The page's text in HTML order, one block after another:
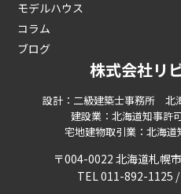
モデルハウス
コラム
ブログ
株式会社リ
設計：二級建築士事務所 北
建設業：北海道知事許
宅地建物取引業：北海道
〒004-0022 北海道札幌
TEL 011-892-1125